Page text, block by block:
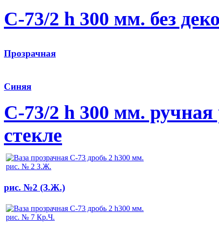
С-73/2 h 300 мм. без
Прозрачная
Синяя
С-73/2 h 300 мм. ручная
стекле
рис. №2 (З.Ж.)